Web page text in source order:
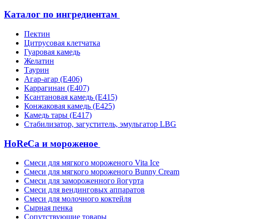
Каталог по ингредиентам
Пектин
Цитрусовая клетчатка
Гуаровая камедь
Желатин
Таурин
Агар-агар (Е406)
Каррагинан (Е407)
Ксантановая камедь (Е415)
Конжаковая камедь (Е425)
Камедь тары (Е417)
Стабилизатор, загуститель, эмульгатор LBG
HoReCa и мороженое
Смеси для мягкого мороженого Vita Ice
Смеси для мягкого мороженого Bunny Cream
Смеси для замороженного йогурта
Смеси для вендинговых аппаратов
Смеси для молочного коктейля
Сырная пенка
Сопутствующие товары